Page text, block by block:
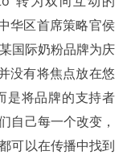
华区首席策略官侯
国际奶粉品牌为庆
没有将焦点放在悠
是将品牌的支持者
己每一个改变，
可以在传播中找到